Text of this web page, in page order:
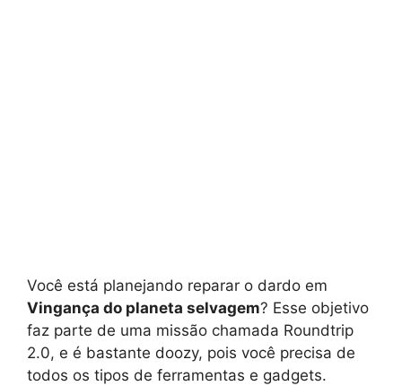
Você está planejando reparar o dardo em
Vingança do planeta selvagem? Esse objetivo
faz parte de uma missão chamada Roundtrip
2.0, e é bastante doozy, pois você precisa de
todos os tipos de ferramentas e gadgets.